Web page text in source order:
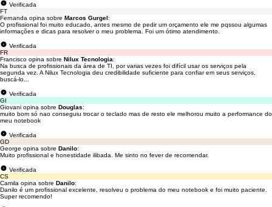
Verificada
FT
Fernanda opina sobre Marcos Gurgel:
O profissional foi muito educado, antes mesmo de pedir um orçamento ele me pqssou algumas
informações e dicas para resolver o meu problema. Foi um ótimo atendimento.
Verificada
FR
Francisco opina sobre Nilux Tecnologia:
Na busca de profissionais da área de TI, por varias vezes foi difícil usar os serviços pela
segunda vez. A Nilux Tecnologia deu credibilidade suficiente para confiar em seus serviços,
buscá-lo...
Verificada
GI
Giovani opina sobre Douglas:
muito bom só nao conseguiu trocar o teclado mas de resto ele melhorou muito a performance do
meu notebook
Verificada
GD
George opina sobre Danilo:
Muito profissional e honestidade ilibada. Me sinto no fever de recomendar.
Verificada
CS
Camila opina sobre Danilo:
Danilo é um profissional excelente, resolveu o problema do meu notebook e foi muito paciente.
Super recomendo!